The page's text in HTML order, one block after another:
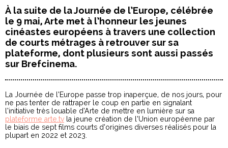
À la suite de la Journée de l’Europe, célébrée
le 9 mai, Arte met à l’honneur les jeunes
cinéastes européens à travers une collection
de courts métrages à retrouver sur sa
plateforme, dont plusieurs sont aussi passés
sur Brefcinema.
La Journée de l’Europe passe trop inaperçue, de nos jours, pour
ne pas tenter de rattraper le coup en partie en signalant
l’initiative très louable d’Arte de mettre en lumière sur sa
plateforme arte.tv la jeune création de l’Union européenne par
le biais de sept films courts d’origines diverses réalisés pour la
plupart en 2022 et 2023.